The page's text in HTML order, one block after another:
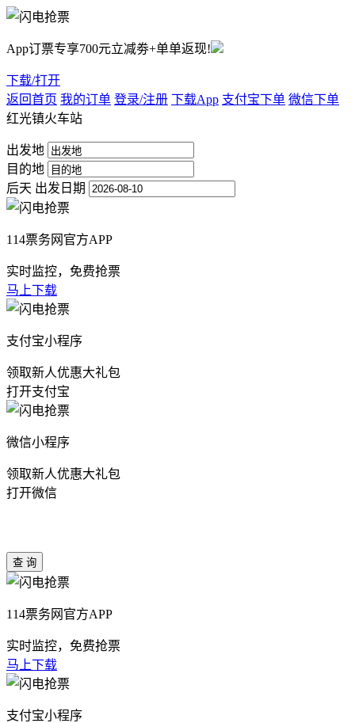
App订票专享700元立减劵+单单返现!
下载/打开
返回首页 我的订单 登录/注册 下载App 支付宝下单 微信下单
红光镇火车站
出发地
目的地
后天 出发日期
114票务网官方APP
实时监控，免费抢票
马上下载
支付宝小程序
领取新人优惠大礼包
打开支付宝
微信小程序
领取新人优惠大礼包
打开微信
114票务网官方APP
实时监控，免费抢票
马上下载
支付宝小程序